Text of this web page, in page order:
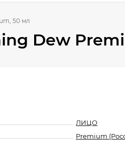
50 мл
Dew
ЛИЦО
Premium